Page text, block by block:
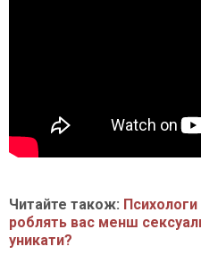
Читайте також: Психологи
роблять вас менш
уникати?